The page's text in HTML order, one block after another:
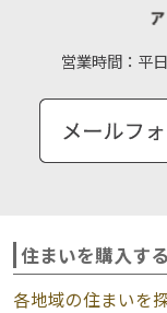
営業時間： 平
住まいを購入する
各地域の住まいを